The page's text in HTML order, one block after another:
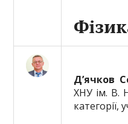
Д’ячков
ХНУ ім. В.
категорії,